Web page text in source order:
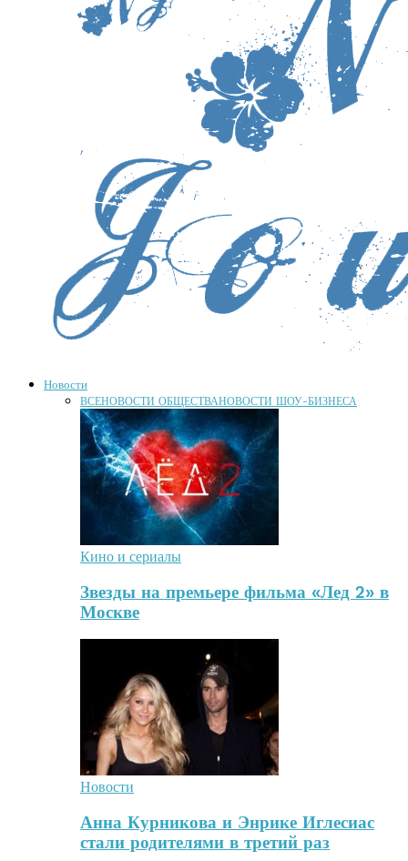
Новости
ВСЕНОВОСТИ ОБЩЕСТВАНОВОСТИ ШОУ-БИЗНЕСА
Кино и сериалы
Звезды на премьере фильма «Лед 2» в
Москве
Новости
Анна Курникова и Энрике Иглесиас
стали родителями в третий раз